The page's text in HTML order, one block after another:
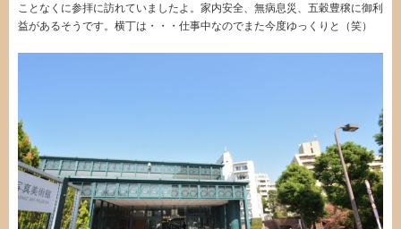
ことなくに参拝に訪れていましたよ。家内安全、無病息災、五穀豊穣に御利
益があるそうです。横丁は・・・仕事中なのでまた今度ゆっくりと（笑）